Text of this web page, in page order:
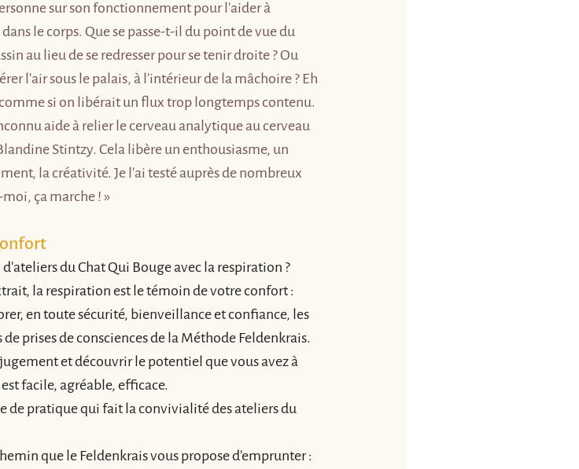
sur son fonctionnement pour l'aider à
le corps. Que se passe-t-il du point de vue du
au lieu de se redresser pour se tenir droite ? Ou
l'air sous le palais, à l'intérieur de la mâchoire ? Eh
si on libérait un flux trop longtemps contenu.
aide à relier le cerveau analytique au cerveau
Stintzy. Cela libère un enthousiasme, un
la créativité. Je l'ai testé auprès de nombreux
ça marche ! »
du Chat Qui Bouge avec la respiration ?
la respiration est le témoin de votre confort :
en toute sécurité, bienveillance et confiance, les
prises de consciences de la Méthode Feldenkrais.
et découvrir le potentiel que vous avez à
facile, agréable, efficace.
de pratique qui fait la convivialité des ateliers du
que le Feldenkrais vous propose d'emprunter :